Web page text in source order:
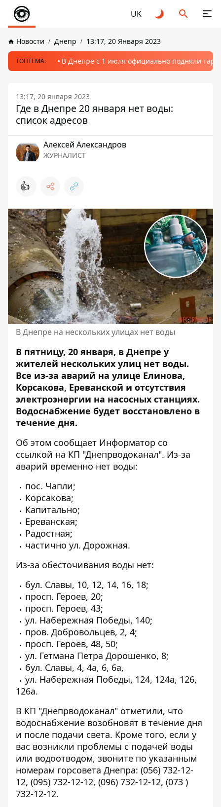
UK
Новости Днепр 13:17, 20 Января 2023
ТОПТЕМА: В Днепре с 1 июля официально подняли
13:17, 20 января 2023
Где в Днепре 20 января нет воды:
список адресов
Алексей Александров
ЖУРНАЛИСТ
👍
В Днепре на нескольких улицах нет воды
В пятницу, 20 января, в Днепре у
жителей нескольких улиц нет воды.
Все из-за аварий на улице Елинова,
Корсакова, Ереванской и отсутствия
электроэнергии на насосных станциях.
Водоснабжение будет восстановлено в
течение дня.
Об этом сообщает Информатор со
ссылкой на КП "Днепрводоканал". Из-за
аварий временно нет воды:
пос. Чапли;
Корсакова;
Капитально;
Ереванская;
Радостная;
частично ул. Дорожная.
Из-за обесточивания воды нет:
бул. Славы, 10, 12, 14, 16, 18;
просп. Героев, 20;
просп. Героев, 43;
ул. Набережная Победы, 140;
пров. Добровольцев, 2, 4;
просп. Героев, 48, 50;
ул. Гетмана Петра Дорошенко, 8;
бул. Славы, 4, 4а, 6, 6а,
ул. Набережная Победы, 124, 124а, 126,
126а.
В КП "Днепрводоканал" отметили, что
водоснабжение возобновят в течение дня
и после подачи света. Кроме того, если у
вас возникли проблемы с подачей воды
или водоотводом, звоните по указанным
номерам горсовета Днепра: (056) 732-12-
12, (095) 732-12-12, (096) 732-12-12, (073 )
732-12-12.